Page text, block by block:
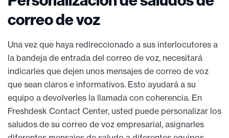
correo de voz
Una vez que haya redireccionado a sus interlocutores a
la bandeja de entrada del correo de voz, necesitará
indicarles que dejen unos mensajes de correo de voz
que sean claros e informativos. Esto ayudará a su
equipo a devolverles la llamada con coherencia. En
Freshdesk Contact Center, usted puede personalizar los
saludos de su correo de voz empresarial, asignarles